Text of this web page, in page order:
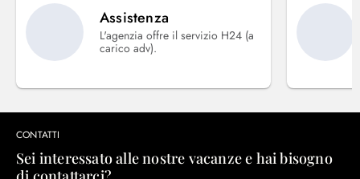
Assistenza
L'agenzia offre il servizio H24 (a
carico adv).
CONTATTI
Sei interessato alle nostre vacanze e hai bisogno